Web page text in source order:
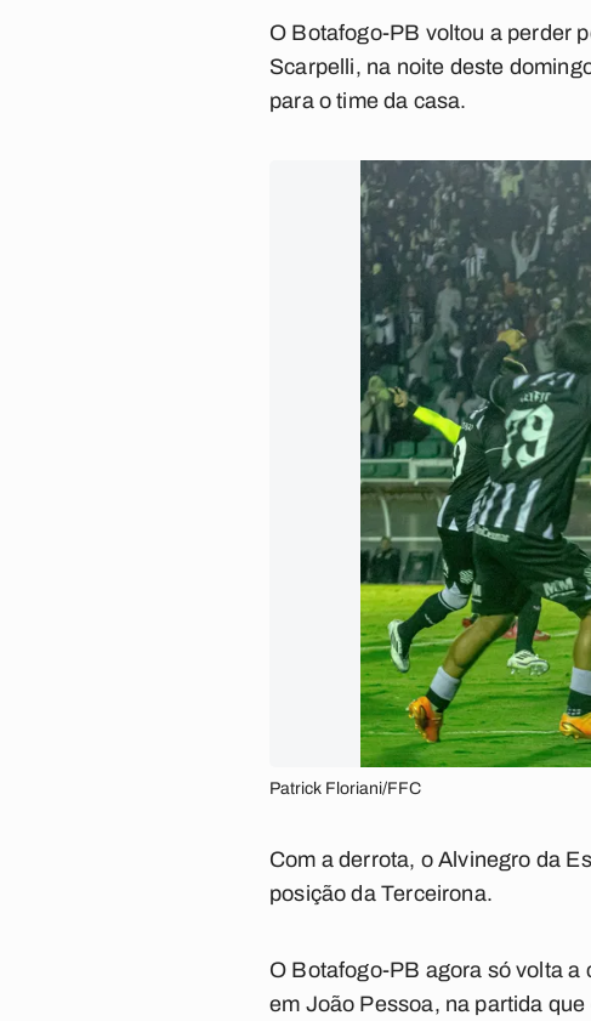
O Botafogo-PB voltou a perder
Scarpelli, na noite deste
para o time da casa.
Patrick Floriani/FFC
Com a derrota, o Alvinegro da
posição da Terceirona.
O Botafogo-PB agora só volta a
em João Pessoa, na partida